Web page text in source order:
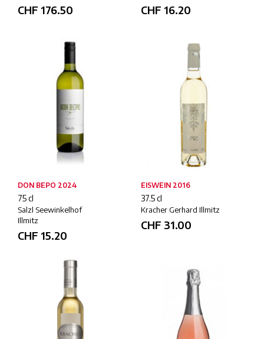
CHF 176.50 CHF 16.20
DON BEPO 2024
75 cl
Salzl Seewinkelhof
Illmitz
CHF 15.20
EISWEIN 2016
37.5 cl
Kracher Gerhard Illmitz
CHF 31.00